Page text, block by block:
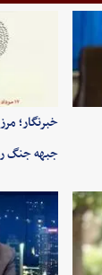
خبرنگار؛
جبهه جنگ